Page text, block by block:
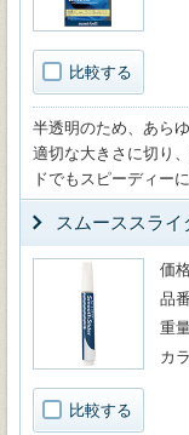
比較する
半透明のため、あら
適切な大きさに切り
ドでもスピーディー
スムーススライ
比較する
価
品番
重
カ